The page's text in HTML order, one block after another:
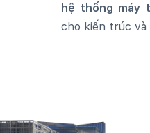
hệ thống máy
cho kiến trúc và